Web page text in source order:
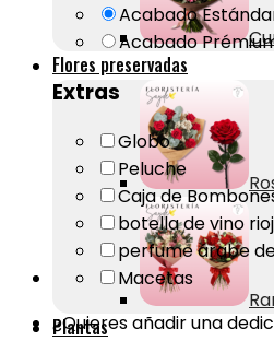
Flores preservadas
Plantas
Acabado
Acabado
Extras
Globo
Peluche
Caja de
botella de vino
perfume árabe
Macetas
¿Quieres añadir una